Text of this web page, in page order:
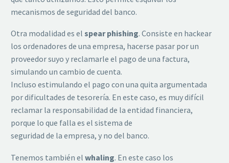
mecanismos de seguridad del banco.
Otra modalidad es el spear phishing. Consiste en hackear
los ordenadores de una empresa, hacerse pasar por un
proveedor suyo y reclamarle el pago de una factura,
simulando un cambio de cuenta.
Incluso estimulando el pago con una quita argumentada
por dificultades de tesorería. En este caso, es muy difícil
reclamar la responsabilidad de la entidad financiera,
porque lo que falla es el sistema de
seguridad de la empresa, y no del banco.
Tenemos también el whaling. En este caso los